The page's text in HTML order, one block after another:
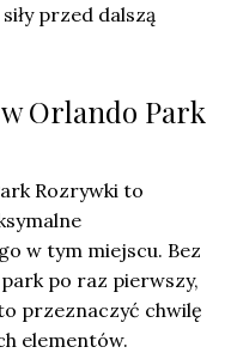
przed dalszą
Orlando Park
Rozrywki to
w tym miejscu. Bez
po raz pierwszy,
przeznaczyć chwilę
elementów.